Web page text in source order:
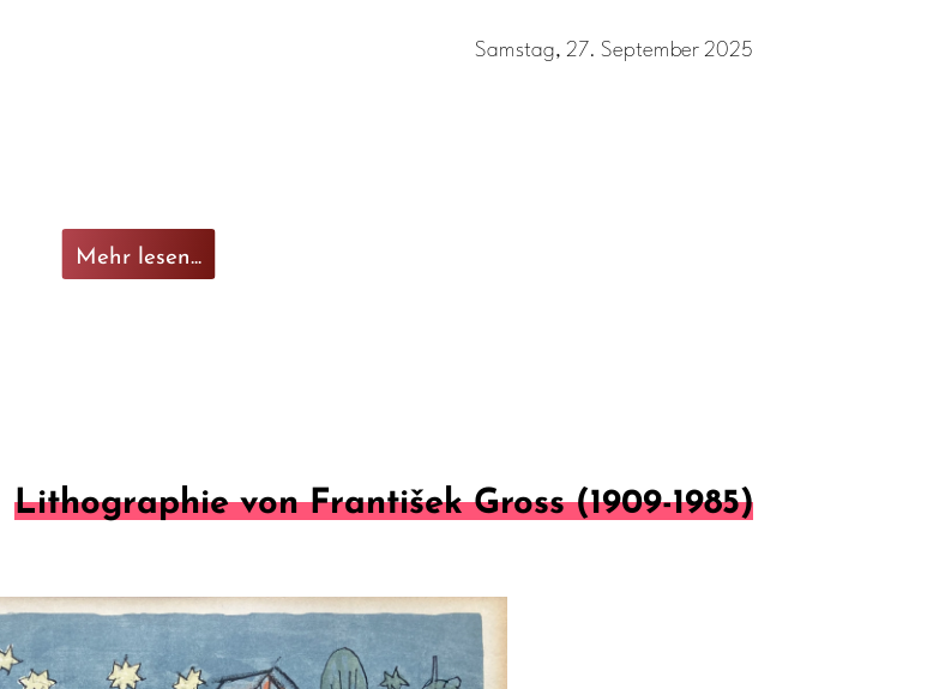
Samstag, 27. September 2025
Mehr lesen...
Lithographie von František Gross (1909-1985)